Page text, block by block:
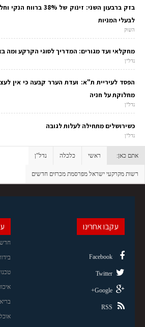
לבעלי המניות
השוק
מחקלאי ועד מגורים: המדריך לסוגי הקרקע ומה
נדל"ן
הפסד לעיריית ת"א: ועדת הערר קבעה כי אין
מחלוקת על חניה
נדל"ן
כשירושלים מתחילה לעלות לגובה
נדל"ן
אתם כאן: ראשי כלכלה נדל"ן
רשות מקרקעי ישראל מפרסמת מכרזים חדשים
אוכל
עקבו אחרינו
Facebook
Twitter
Google+
RSS